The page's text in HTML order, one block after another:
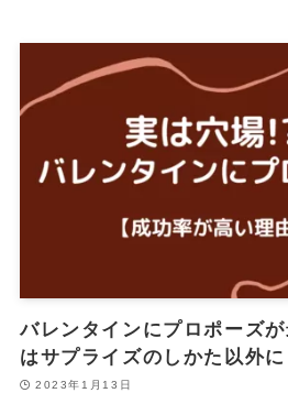
バレンタインにプロポーズ
はサプライズのしかた以外に
2023年1月13日